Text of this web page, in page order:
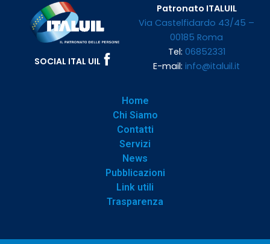
SOCIAL ITAL UIL
Patronato ITALUIL
Via Castelfidardo 43/45 –
00185 Roma
Tel: 06852331
E-mail: info@italuil.it
Home
Chi Siamo
Contatti
Servizi
News
Pubblicazioni
Link utili
Trasparenza